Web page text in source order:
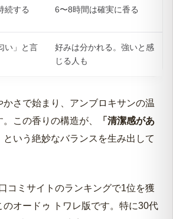
続する 6〜8時間は確実に香る
い」と言
好みは分かれる。強いと感
じる人も
さで始まり、アンブロキサンの温
この香りの構造が、
「清潔感があ
という絶妙なバランスを生み出して
コミサイトのランキングで1位を獲
オードゥ トワレ版です。特に30代